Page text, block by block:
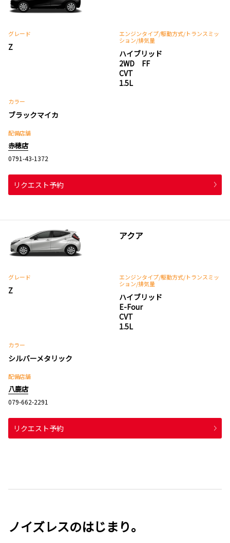
グレード
Z
エンジンタイプ/駆動方式/トランスミッ
ション/排気量
ハイブリッド
2WD FF
CVT
1.5L
カラー
ブラックマイカ
配備店舗
赤穂店
0791-43-1372
リクエスト予約
アクア
グレード
Z
エンジンタイプ/駆動方式/トランスミッ
ション/排気量
ハイブリッド
E-Four
CVT
1.5L
カラー
シルバーメタリック
配備店舗
八鹿店
079-662-2291
リクエスト予約
ノイズレスのはじまり。